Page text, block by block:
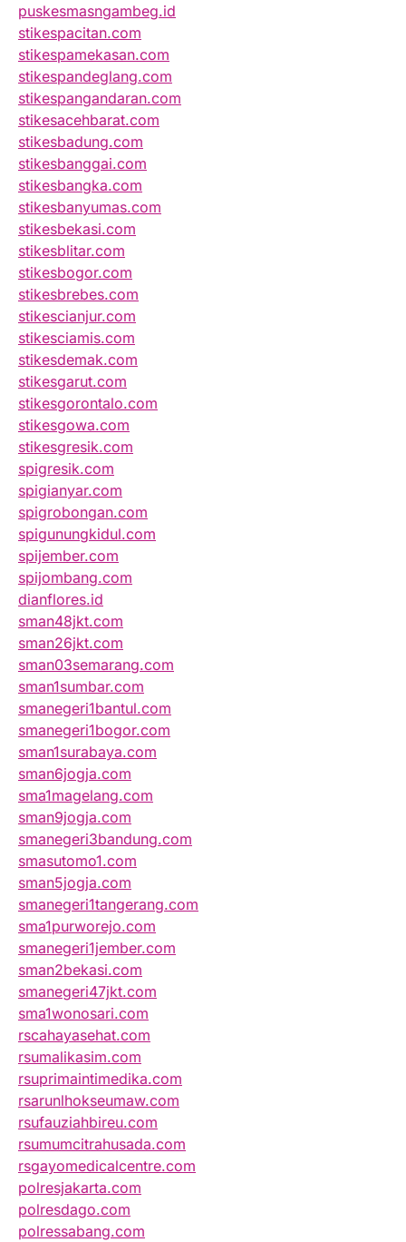
puskesmasngambeg.id
stikespacitan.com
stikespamekasan.com
stikespandeglang.com
stikespangandaran.com
stikesacehbarat.com
stikesbadung.com
stikesbanggai.com
stikesbangka.com
stikesbanyumas.com
stikesbekasi.com
stikesblitar.com
stikesbogor.com
stikesbrebes.com
stikescianjur.com
stikesciamis.com
stikesdemak.com
stikesgarut.com
stikesgorontalo.com
stikesgowa.com
stikesgresik.com
spigresik.com
spigianyar.com
spigrobongan.com
spigunungkidul.com
spijember.com
spijombang.com
dianflores.id
sman48jkt.com
sman26jkt.com
sman03semarang.com
sman1sumbar.com
smanegeri1bantul.com
smanegeri1bogor.com
sman1surabaya.com
sman6jogja.com
sma1magelang.com
sman9jogja.com
smanegeri3bandung.com
smasutomo1.com
sman5jogja.com
smanegeri1tangerang.com
sma1purworejo.com
smanegeri1jember.com
sman2bekasi.com
smanegeri47jkt.com
sma1wonosari.com
rscahayasehat.com
rsumalikasim.com
rsuprimaintimedika.com
rsarunlhokseumaw.com
rsufauziahbireu.com
rsumumcitrahusada.com
rsgayomedicalcentre.com
polresjakarta.com
polresdago.com
polressabang.com